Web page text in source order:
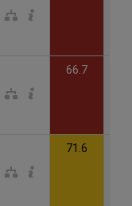
66.7
71.6